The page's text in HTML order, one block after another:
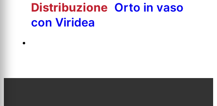
Distribuzione Orto in vaso
con Viridea